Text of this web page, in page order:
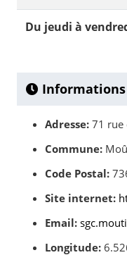
Du jeudi à
Adresse: 71 rue
Commune:
Code Postal:
Site internet:
Email:
Longitude: